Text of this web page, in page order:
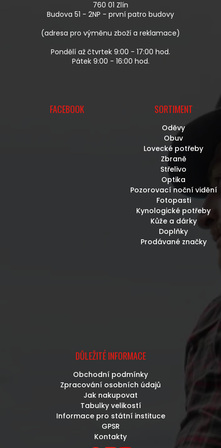
760 01 Zlín
Budova 51 - 2NP - první patro budovy
(adresa pro výměnu zboží a reklamace)
Pondělí až čtvrtek 9:00 - 17:00 hod.
Pátek 9:00 - 16:00 hod.
FACEBOOK SORTIMENT
Oděvy
Obuv
Lovecké potřeby
Zbraně
Střelivo
Optika
Pozorovací noční vidění
Fotopasti
Kynologické potřeby
Kůže a dárky
Doplňky
Prodávané značky
DŮLEŽITÉ INFORMACE
Obchodní podmínky
Zpracování osobních údajů
Jak nakupovat
Tabulky velikostí
Informace pro státní instituce
GPSR
Kontakty